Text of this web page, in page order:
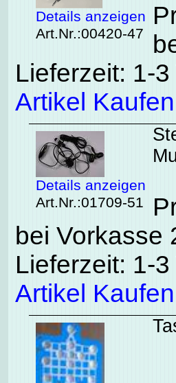
Details anzeigen
Art.Nr.:00420-47
Lieferzeit: 1-
Artikel Kaufen
Details anzeigen
Art.Nr.:01709-51
bei Vorkasse
Lieferzeit: 1-
Artikel Kaufen